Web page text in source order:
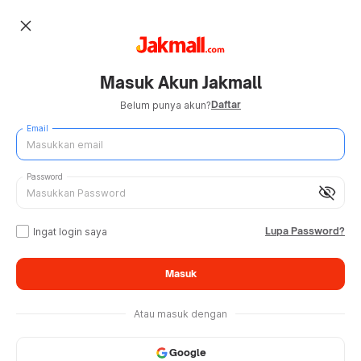
close
Masuk Akun Jakmall
Belum punya akun?Daftar
Email
visibility_off
Password
Ingat login saya Lupa Password?
Masuk
Atau masuk dengan
Google